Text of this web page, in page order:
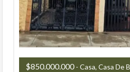
$850.000.000- Casa, Casa De